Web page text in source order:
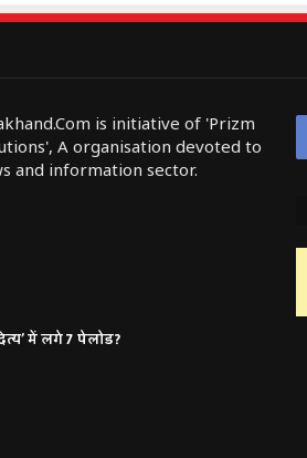
is initiative of 'Prizm
A organisation devoted to
and information sector.
में लगे 7 पेलोड?